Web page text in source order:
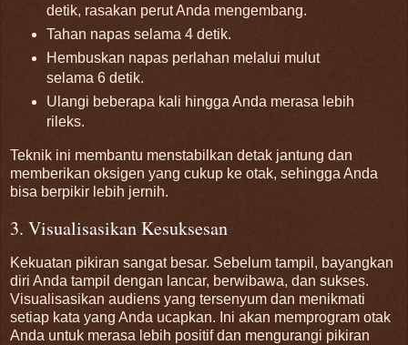
detik, rasakan perut Anda mengembang.
Tahan napas selama 4 detik.
Hembuskan napas perlahan melalui mulut
selama 6 detik.
Ulangi beberapa kali hingga Anda merasa lebih
rileks.
Teknik ini membantu menstabilkan detak jantung dan
memberikan oksigen yang cukup ke otak, sehingga Anda
bisa berpikir lebih jernih.
3. Visualisasikan Kesuksesan
Kekuatan pikiran sangat besar. Sebelum tampil, bayangkan
diri Anda tampil dengan lancar, berwibawa, dan sukses.
Visualisasikan audiens yang tersenyum dan menikmati
setiap kata yang Anda ucapkan. Ini akan memprogram otak
Anda untuk merasa lebih positif dan mengurangi pikiran